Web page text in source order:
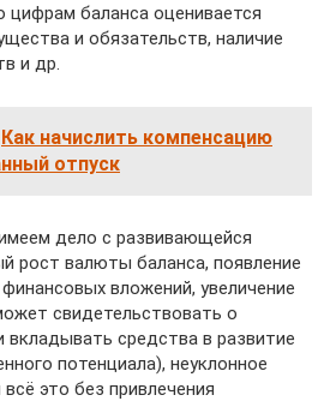
цифрам баланса оценивается
и обязательств, наличие
и др.
Как начислить компенсацию
отпуск
дело с развивающейся
рост валюты баланса, появление
вложений, увеличение
свидетельствовать о
вкладывать средства в развитие
потенциала), неуклонное
это без привлечения